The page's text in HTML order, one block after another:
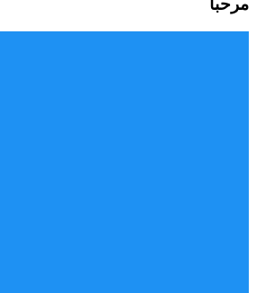
مرحباً